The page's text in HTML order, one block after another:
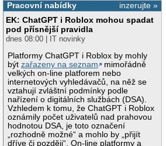
inzerujte »
Pracovní nabídky
EK: ChatGPT i Roblox mohou spadat
pod přísnější pravidla
dnes 08:00 | IT novinky
Platformy ChatGPT i Roblox by mohly
býtzařazeny na seznam
mimořádně
velkých on-line platforem nebo
internetových vyhledávačů, na něž se
vztahují zvláštní podmínky podle
nařízení o digitálních službách (DSA).
Vzhledem k tomu, že ChatGPT i Roblox
oznámily počet uživatelů nad prahovou
hodnotou DSA, je toto označení
„rozhodně možné“ a mohlo by „přijít
dříve či později“. On-line platformy a